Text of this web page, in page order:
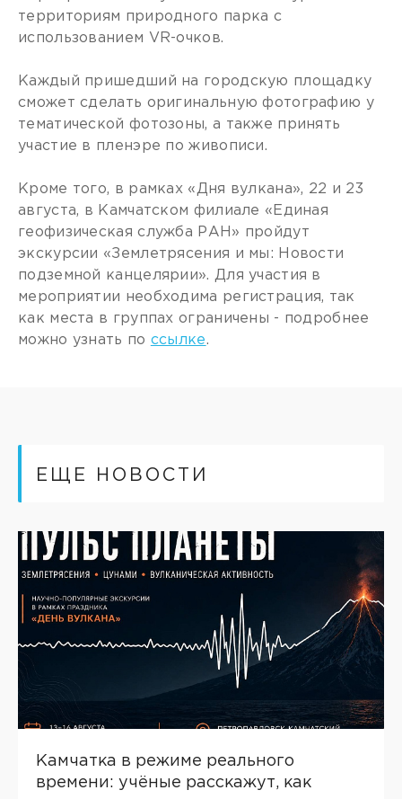
территориям природного парка с
использованием VR-очков.
Каждый пришедший на городскую площадку
сможет сделать оригинальную фотографию у
тематической фотозоны, а также принять
участие в пленэре по живописи.
Кроме того, в рамках «Дня вулкана», 22 и 23
августа, в Камчатском филиале «Единая
геофизическая служба РАН» пройдут
экскурсии «Землетрясения и мы: Новости
подземной канцелярии». Для участия в
мероприятии необходима регистрация, так
как места в группах ограничены - подробнее
можно узнать по ссылке.
ЕЩЕ НОВОСТИ
Камчатка в режиме реального
времени: учёные расскажут, как